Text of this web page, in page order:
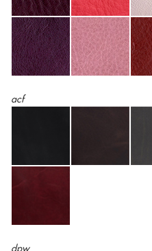
acf
dpw